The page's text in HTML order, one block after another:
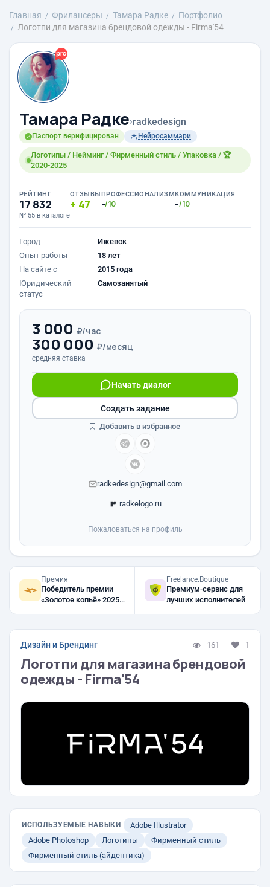
Главная Фрилансеры Тамара Радке
Портфолио
Логотпи для магазина брендовой одежды - Firma'54
Тамара Радке›radkedesign
Паспорт верифицирован Нейросаммари
Логотипы / Нейминг / Фирменный стиль / Упаковка / 🏆
2020-2025
РЕЙТИНГ
17 832
№ 55 в каталоге
ОТЗЫВЫ
47
ПРОФЕССИОНАЛИЗМ
-/10
КОММУНИКАЦИЯ
-/10
Город
Ижевск
Опыт работы
18 лет
На сайте с
2015 года
Юридический
статус
Самозанятый
3 000 ₽/час
300 000 ₽/месяц
средняя ставка
Начать диалог
radkedesign@gmail.com
radkelogo.ru
Создать задание
Добавить в избранное
Пожаловаться на профиль
Премия
Победитель премии
«Золотое копьё» 2025,
Freelance.Boutique
Премиум-сервис для
лучших исполнителей
Дизайн и Брендинг 161 1
Логотпи для магазина брендовой
одежды - Firma'54
ИСПОЛЬЗУЕМЫЕ НАВЫКИ
Adobe Illustrator
Adobe Photoshop
Логотипы
Фирменный стиль
Фирменный стиль (айдентика)